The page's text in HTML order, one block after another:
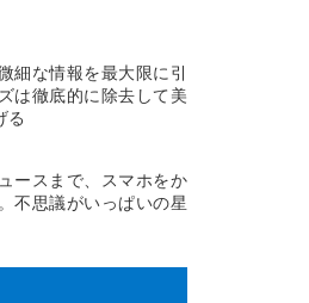
細な情報を最大限に引
は徹底的に除去して美
る
ースまで、スマホをか
不思議がいっぱいの星